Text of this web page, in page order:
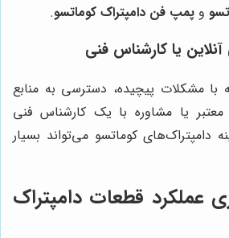
و پمپ فن دامپتراک کوماتسو.
آنلاین یا کارشناس فنی
با مشکلات پیچیده، دسترسی به منابع
معتبر یا مشاوره با یک کارشناس فنی
کوماتسو می‌تواند بسیار
عملکرد قطعات دامپتراک